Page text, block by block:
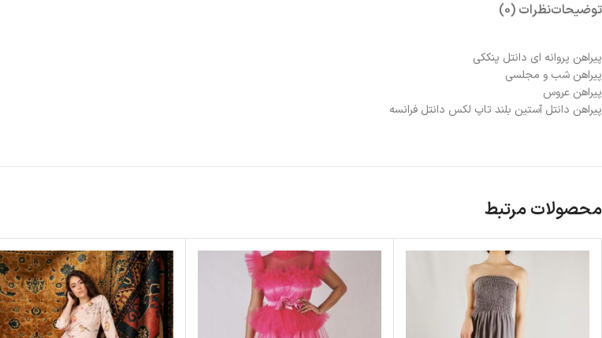
توضیحاتنظرات (0)
پیراهن پروانه ای دانتل پنککی
پیراهن شب و مجلسی
پیراهن عروس
پیراهن دانتل آستین بلند تاپ لکس دانتل فرانسه
محصولات مرتبط